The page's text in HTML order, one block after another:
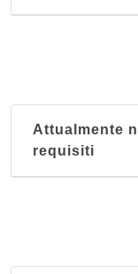
Attualmente
requisiti